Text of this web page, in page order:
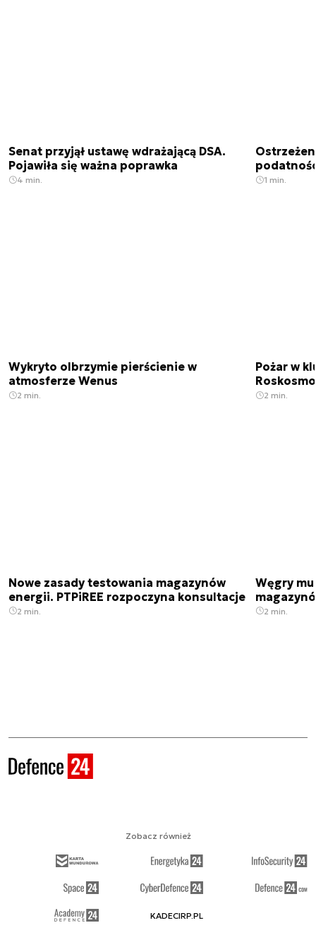
Senat przyjął ustawę wdrażającą DSA.
Pojawiła się ważna poprawka
4 min. 1 min.
Wykryto olbrzymie pierścienie w
atmosferze Wenus
2 min.
Pożar w
2 min.
Nowe zasady testowania magazynów
energii. PTPiREE rozpoczyna konsultacje
2 min.
Węgry
2 min.
Zobacz również
KADECIRP.PL